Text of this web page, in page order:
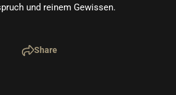
und reinem Gewissen.
Share